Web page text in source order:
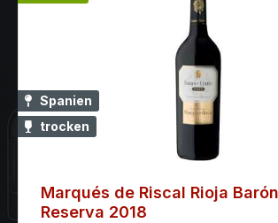
Spanien
trocken
Marqués de Riscal Rioja
Reserva 2018